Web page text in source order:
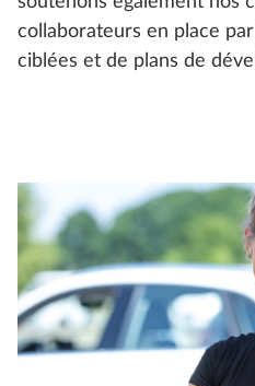
collaborateurs en place
ciblées et de plans de